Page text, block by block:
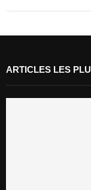
ARTICLES LES